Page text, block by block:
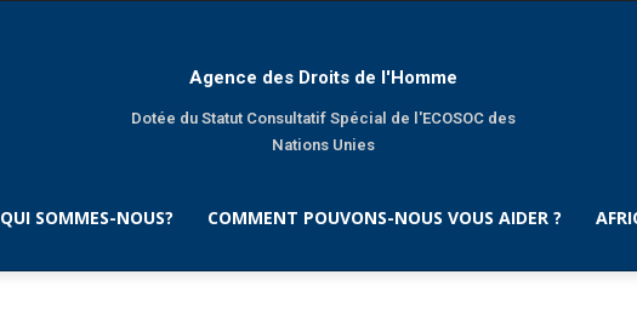
Agence des Droits de l'Homme
Dotée du Statut Consultatif Spécial de l'ECOSOC des
Nations Unies
QUI SOMMES-NOUS? COMMENT POUVONS-NOUS VOUS AIDER ?